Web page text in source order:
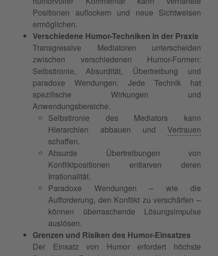
Positionen auflockern und neue Sichtweisen
ermöglichen.
Verschiedene Humor-Techniken in der Praxis
Transgressive Mediatoren unterscheiden
zwischen verschiedenen Humor-Formen:
Selbstironie, Absurdität, Übertreibung und
paradoxe Wendungen. Jede Technik hat
spezifische Wirkungen und
Anwendungsbereiche.
Selbstironie des Mediators kann
Hierarchien abbauen und Vertrauen
schaffen.
Absurde Übertreibungen von
Konfliktpositionen entlarven deren
Irrationalität.
Paradoxe Wendungen – wie die
Aufforderung, den Konflikt zu verschärfen –
können überraschende Lösungsimpulse
auslösen.
Grenzen und Risiken des Humor-Einsatzes
Der Einsatz von Humor erfordert höchste